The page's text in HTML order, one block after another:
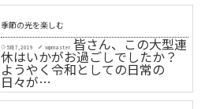
季節の光を楽しむ
schedule 5月 7, 2019 create wpmaster 皆さん、この大型連
休はいかがお過ごしでしたか？
ようやく令和としての日常の
日々が…